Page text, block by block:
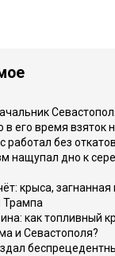
в его время взяток
работал без откатов
нащупал дно к
крыса, загнанная
Трампа
как топливный
и Севастополя?